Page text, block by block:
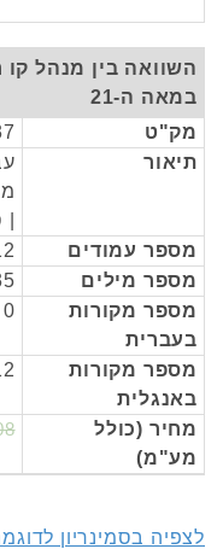
השוואה בין מנהל
במאה ה-21
מק"ט
תיאור
מספר עמודים
מספר מילים
מספר מקורות
בעברית
0
מספר מקורות
באנגלית
מחיר (כולל
מע"מ)
לצפיה בסמינריון